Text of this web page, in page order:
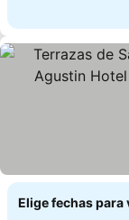
Elige fechas